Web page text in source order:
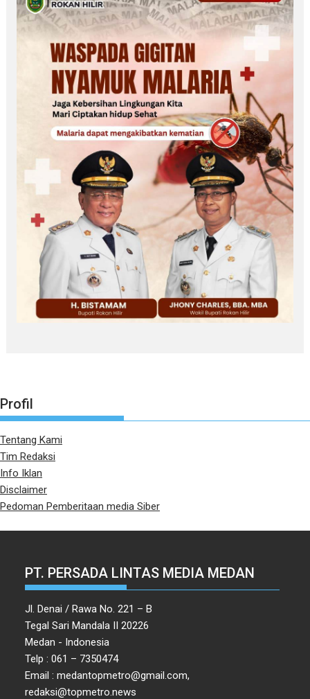
Profil
Tentang Kami
Tim Redaksi
Info Iklan
Disclaimer
Pedoman Pemberitaan media Siber
PT. PERSADA LINTAS MEDIA MEDAN
Jl. Denai / Rawa No. 221 – B
Tegal Sari Mandala II 20226
Medan - Indonesia
Telp : 061 – 7350474
Email : medantopmetro@gmail.com,
redaksi@topmetro.news